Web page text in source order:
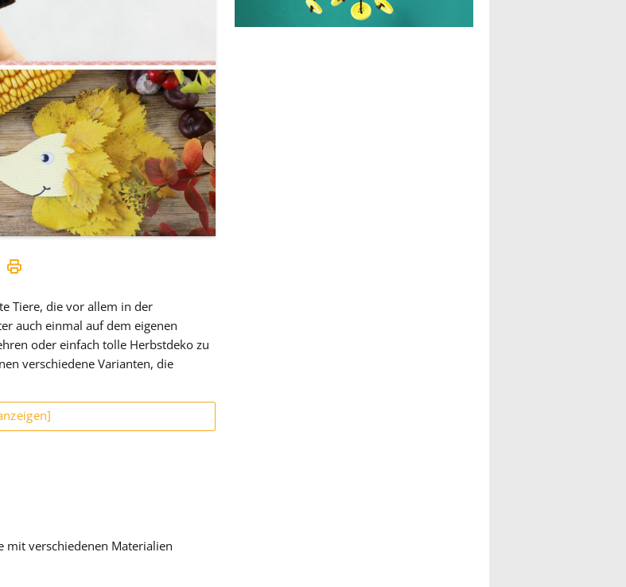
Tiere, die vor allem in der
auch einmal auf dem eigenen
oder einfach tolle Herbstdeko zu
verschiedene Varianten, die
mit verschiedenen Materialien